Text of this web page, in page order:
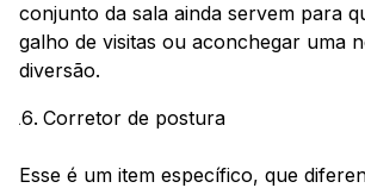
conjunto da sala ainda servem para
galho de visitas ou aconchegar uma
diversão.
Corretor de postura
Esse é um item específico, que